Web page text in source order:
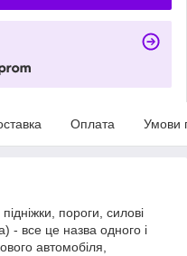
Оплата Умови
пороги, силові
- все це назва одного і
автомобіля,